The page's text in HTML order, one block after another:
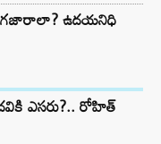
దిగజారాలా? ఉదయనిధి
ఎసరు?.. రోహిత్